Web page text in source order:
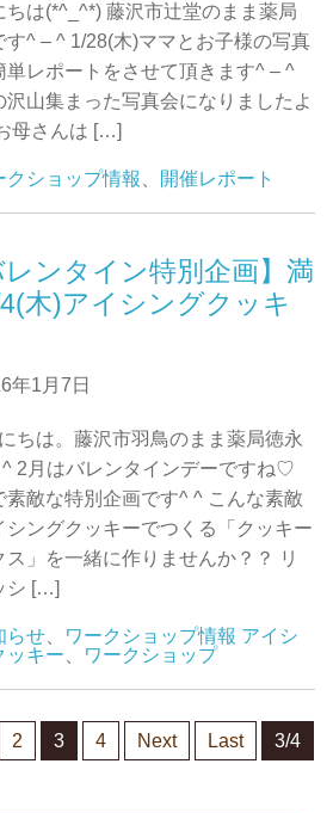
ちは(*^_^*) 藤沢市辻堂のまま薬局
す^ – ^ 1/28(木)ママとお子様の写真
単レポートをさせて頂きます^ – ^
沢山集まった写真会になりましたよ
母さんは […]
クショップ情報 、 開催レポート
レンタイン特別企画】満
木)アイシングクッキ
年1月7日
ちは。藤沢市羽鳥のまま薬局徳永
^ 2月はバレンタインデーですね♡
素敵な特別企画です^ ^ こんな素敵
シングクッキーでつくる「クッキー
ス」を一緒に作りませんか？？ リ
シ […]
らせ ワークショップ情報 アイシ
ッキー
ワークショップ
2 3 4 Next Last 3/4